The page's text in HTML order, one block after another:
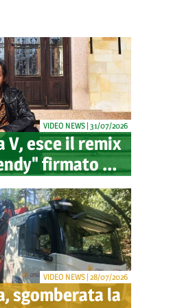
V, esce il remix
firmato da
pubblicato
il videoclip
ufficiale
VIDEO NEWS | 31/07/2026
sgomberata la
VIDEO NEWS | 28/07/2026